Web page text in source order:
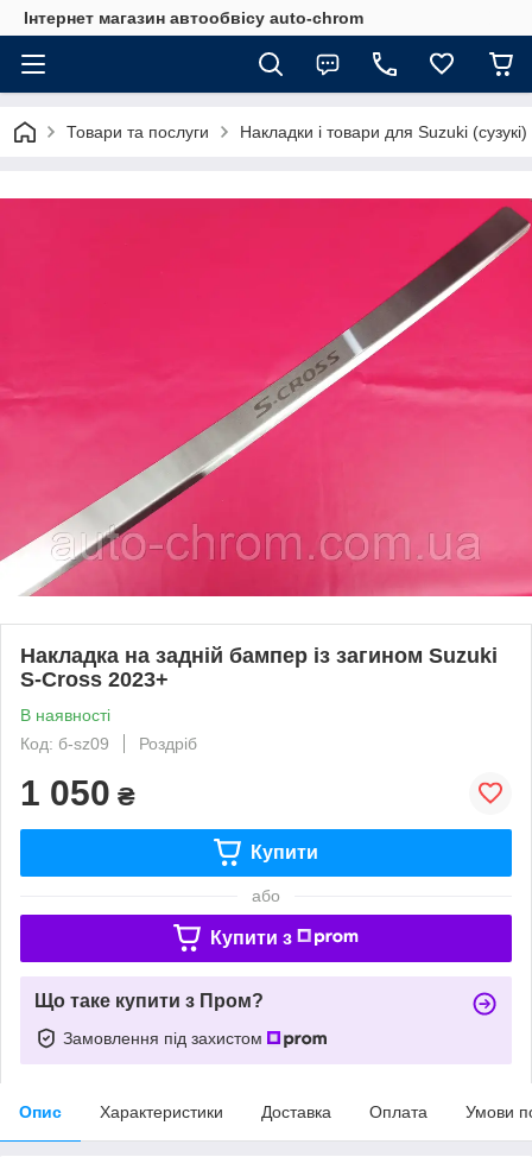
Інтернет магазин автообвісу auto-chrom
Товари та послуги Накладки і товари для Suzuki (сузукі)
Накладка на задній бампер із загином Suzuki
S-Cross 2023+
В наявності
Код: б-sz09
Роздріб
1 050 ₴
Купити
або
Купити з
Що таке купити з Пром?
Замовлення під захистом
Опис Характеристики Доставка Оплата Умови